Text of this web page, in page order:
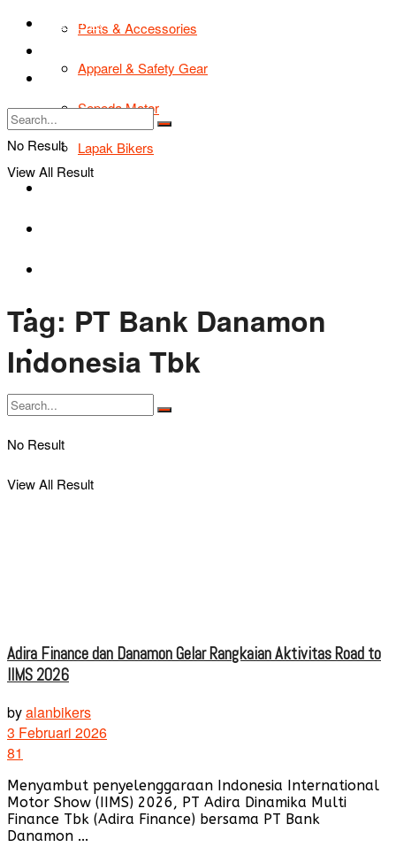
Parts & Accessories
Apparel & Safety Gear
Sepeda Motor
Lapak Bikers
Bikers Cars
Tentang Kami
No Result
View All Result
TIPS & TRIK
Tentang Kami
No Result
View All Result
Tag: PT Bank Danamon
Indonesia Tbk
Adira Finance dan Danamon Gelar Rangkaian Aktivitas Road to
IIMS 2026
byalanbikers
3 Februari 2026
81
Menyambut penyelenggaraan Indonesia International
Motor Show (IIMS) 2026, PT Adira Dinamika Multi
Finance Tbk (Adira Finance) bersama PT Bank
Danamon ...